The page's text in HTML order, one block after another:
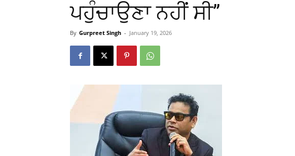
ਪਹੁੰਚਾਉਣਾ ਨਹੀਂ ਸੀ”
By Gurpreet Singh - January 19, 2026